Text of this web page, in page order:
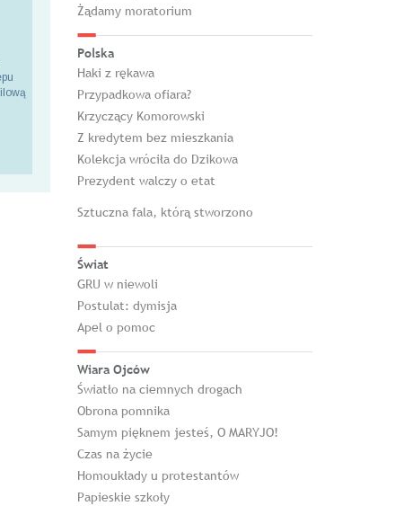
Żądamy moratorium
Polska
Haki z rękawa
Przypadkowa ofiara?
Krzyczący Komorowski
Z kredytem bez mieszkania
Kolekcja wróciła do Dzikowa
Prezydent walczy o etat
Sztuczna fala, którą stworzono
Świat
GRU w niewoli
Postulat: dymisja
Apel o pomoc
Wiara Ojców
Światło na ciemnych drogach
Obrona pomnika
Samym pięknem jesteś, O MARYJO!
Czas na życie
Homoukłady u protestantów
Papieskie szkoły